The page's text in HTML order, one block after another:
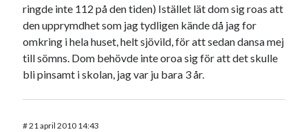
ringde inte 112 på den tiden) Istället lät dom sig roas att
den upprymdhet som jag tydligen kände då jag for
omkring i hela huset, helt sjövild, för att sedan dansa mej
till sömns. Dom behövde inte oroa sig för att det skulle
bli pinsamt i skolan, jag var ju bara 3 år.
#21 april 2010 14:43